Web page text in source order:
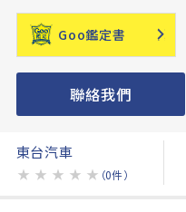
Goo鑑定書
聯絡我們
東台汽車
★ ★ ★ ★ ★ （0件）